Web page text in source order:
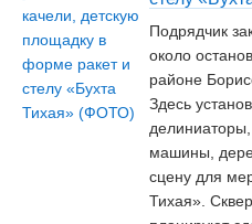
Подрядчик
около
районе
Здесь
машины,
сцену для
Тихая».